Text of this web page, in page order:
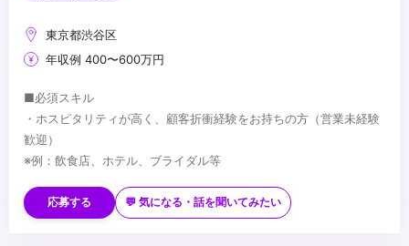
東京都渋谷区
年収例 400〜600万円
■必須スキル
・ホスピタリティが高く、顧客折衝経験をお持ちの方（営業未経験
歓迎）
※例：飲食店、ホテル、ブライダル等
・映像制作業界出身の方
・映像制作における、プロジェクトマネジメント/ディレクション経
応募する 💬 気になる・話を聞いてみたい